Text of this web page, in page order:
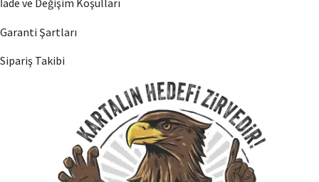
İade ve Değişim Koşulları
Garanti Şartları
Sipariş Takibi